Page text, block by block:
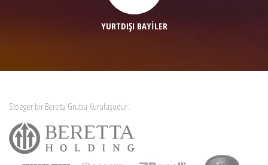
YURTDIŞI BAYİLER
Stoeger bir Beretta Grubu Kuruluşudur.